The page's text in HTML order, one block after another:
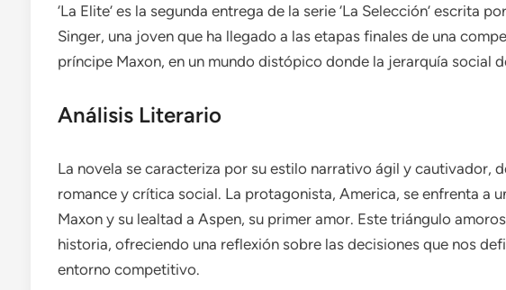
‘La Elite’ es la segunda entrega de la serie ‘La Selección’ escrita
Singer, una joven que ha llegado a las etapas finales de una
príncipe Maxon, en un mundo distópico donde la jerarquía social
Análisis Literario
La novela se caracteriza por su estilo narrativo ágil y cautivador,
romance y crítica social. La protagonista, America, se enfrenta a
Maxon y su lealtad a Aspen, su primer amor. Este triángulo
historia, ofreciendo una reflexión sobre las decisiones que nos
entorno competitivo.